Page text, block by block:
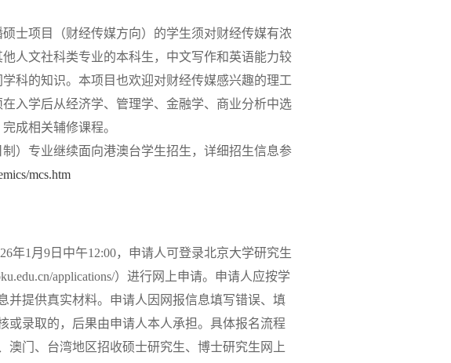
士项目（财经传媒方向）的学生须对财经传媒有浓
人文社科类专业的本科生，中文写作和英语能力较
科的知识。本项目也欢迎对财经传媒感兴趣的理工
入学后从经济学、管理学、金融学、商业分析中选
成相关辅修课程。
）专业继续面向港澳台学生招生，详细招生信息参
mcs.htm
年1月9日中午12:00，申请人可登录北京大学研究生
applications/）进行网上申请。申请人应按学
并提供真实材料。申请人因网报信息填写错误、填
或录取的，后果由申请人本人承担。具体报名流程
澳门、台湾地区招收硕士研究生、博士研究生网上